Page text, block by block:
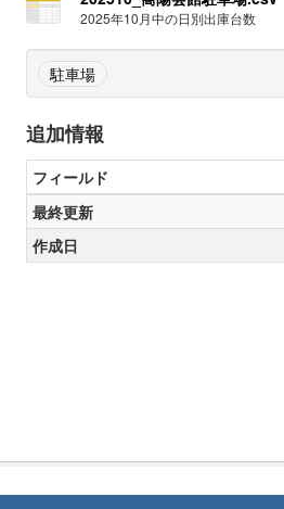
2025年10月中の日別出庫台数
駐車場
追加情報
フィールド
最終更新
作成日